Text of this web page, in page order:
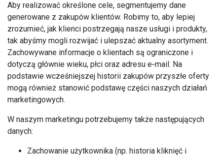
Aby realizować określone cele, segmentujemy dane
generowane z zakupów klientów. Robimy to, aby lepiej
zrozumieć, jak klienci postrzegają nasze usługi i produkty,
tak abyśmy mogli rozwijać i ulepszać aktualny asortyment.
Zachowywane informacje o klientach są ograniczone i
dotyczą głównie wieku, płci oraz adresu e‑mail. Na
podstawie wcześniejszej historii zakupów przyszłe oferty
mogą również stanowić podstawę części naszych działań
marketingowych.
W naszym marketingu potrzebujemy także następujących
danych:
Zachowanie użytkownika (np. historia kliknięć i